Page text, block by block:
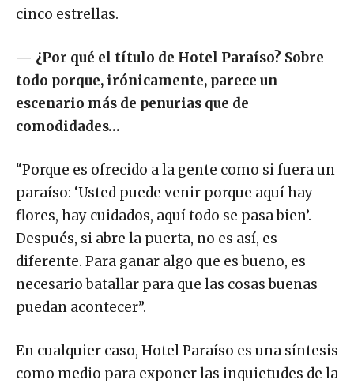
cinco estrellas.
— ¿Por qué el título de Hotel Paraíso? Sobre
todo porque, irónicamente, parece un
escenario más de penurias que de
comodidades…
“Porque es ofrecido a la gente como si fuera un
paraíso: ‘Usted puede venir porque aquí hay
flores, hay cuidados, aquí todo se pasa bien’.
Después, si abre la puerta, no es así, es
diferente. Para ganar algo que es bueno, es
necesario batallar para que las cosas buenas
puedan acontecer”.
En cualquier caso, Hotel Paraíso es una síntesis
como medio para exponer las inquietudes de la